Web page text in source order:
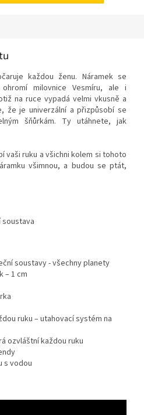
každou ženu. Náramek se
milovnice Vesmíru, ale i
na ruce vypadá velmi vkusně a
že je univerzální a přizpůsobí se
šňůrkám. Ty utáhnete, jak
vaši ruku a všichni kolem si tohoto
všimnou, a budou se ptát,
soustava
soustavy - všechny planety
– 1 cm
ruku – utahovací systém na
ozvláštní každou ruku
s vodou